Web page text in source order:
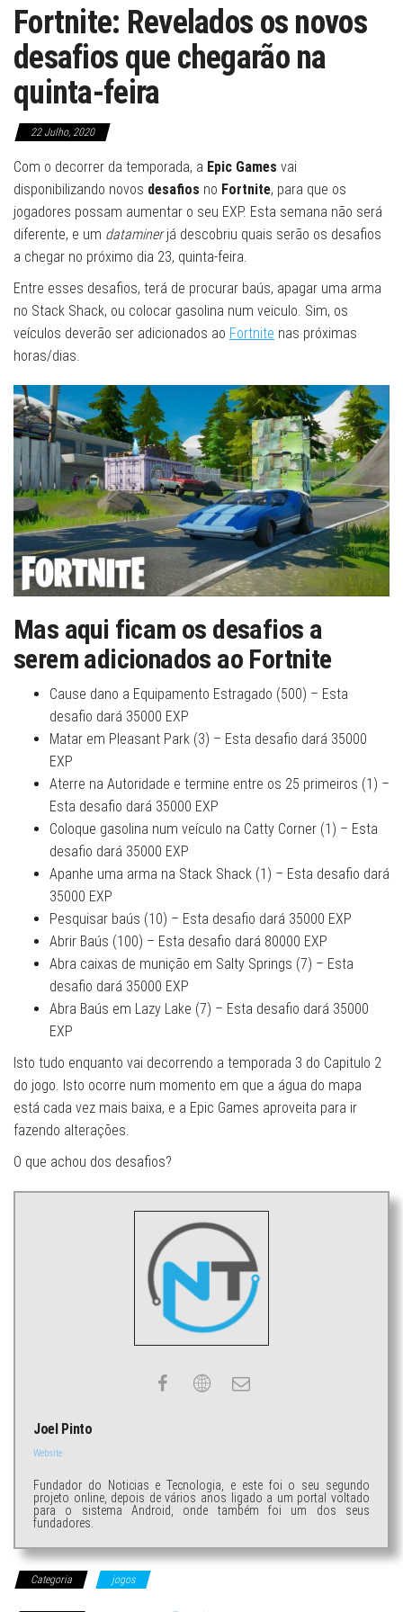
Fortnite: Revelados os novos
desafios que chegarão na
quinta-feira
22 Julho, 2020
Com o decorrer da temporada, a Epic Games vai
disponibilizando novos desafios no Fortnite, para que os
jogadores possam aumentar o seu EXP. Esta semana não será
diferente, e um dataminerjá descobriu quais serão os desafios
a chegar no próximo dia 23, quinta-feira.
Entre esses desafios, terá de procurar baús, apagar uma arma
no Stack Shack, ou colocar gasolina num veiculo. Sim, os
veículos deverão ser adicionados ao Fortnite nas próximas
horas/dias.
Mas aqui ficam os desafios a
serem adicionados ao Fortnite
Cause dano a Equipamento Estragado (500) – Esta
desafio dará 35000 EXP
Matar em Pleasant Park (3) – Esta desafio dará 35000
EXP
Aterre na Autoridade e termine entre os 25 primeiros (1) –
Esta desafio dará 35000 EXP
Coloque gasolina num veículo na Catty Corner (1) – Esta
desafio dará 35000 EXP
Apanhe uma arma na Stack Shack (1) – Esta desafio dará
35000 EXP
Pesquisar baús (10) – Esta desafio dará 35000 EXP
Abrir Baús (100) – Esta desafio dará 80000 EXP
Abra caixas de munição em Salty Springs (7) – Esta
desafio dará 35000 EXP
Abra Baús em Lazy Lake (7) – Esta desafio dará 35000
EXP
Isto tudo enquanto vai decorrendo a temporada 3 do Capitulo 2
do jogo. Isto ocorre num momento em que a água do mapa
está cada vez mais baixa, e a Epic Games aproveita para ir
fazendo alterações.
O que achou dos desafios?
Joel Pinto
Website
Fundador do Noticias e Tecnologia, e este foi o seu segundo
projeto online, depois de vários anos ligado a um portal voltado
para o sistema Android, onde também foi um dos seus
fundadores.
Categoria jogos